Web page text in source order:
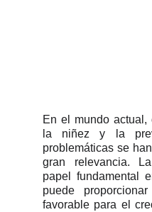
En el mundo
la niñez y la
problemáticas se
gran relevancia.
papel fundamental
puede
favorable para el